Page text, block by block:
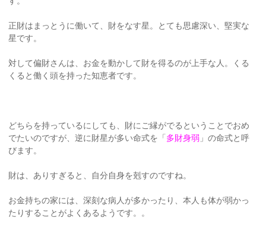
正財はまっとうに働いて、財をなす星。とても思慮深い、堅実な
星です。
対して偏財さんは、お金を動かして財を得るのが上手な人。くる
くると働く頭を持った知恵者です。
どちらを持っているにしても、財にご縁がでるということでおめ
でたいのですが、逆に財星が多い命式を「 多財身弱 」の命式と呼
びます。
財は、ありすぎると、自分自身を剋すのですね。
お金持ちの家には、深刻な病人が多かったり、本人も体が弱かっ
たりすることがよくあるようです。。